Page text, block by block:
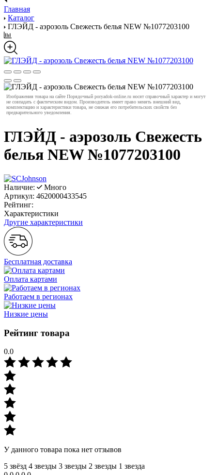
Главная
Каталог
ГЛЭЙД - аэрозоль Свежесть белья NEW №1077203100
Изображения товара на сайте Порядочный poryadok-online.ru носят справочный характер и могут
не совпадать с фактическим видом. Производитель имеет право менять внешний вид,
комплектацию и характеристики товара, не снижая его потребительских свойств без
предварительного уведомления.
ГЛЭЙД - аэрозоль Свежесть
белья NEW №1077203100
Наличие:
Много
Артикул: 4620000433545
Рейтинг:
Характеристики
Другие характеристики
Бесплатная доставка
Оплата картами
Работаем в регионах
Низкие цены
Рейтинг товара
0.0
У данного товара пока нет отзывов
5 звёзд 4 звeзды 3 звeзды 2 звeзды 1 звeзда